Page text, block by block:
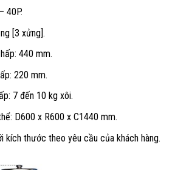
40P.
[3 xửng].
440 mm.
220 mm.
7 đến 10 kg xôi.
D600 x R600 x C1440 mm.
kích thước theo yêu cầu của khách hàng.